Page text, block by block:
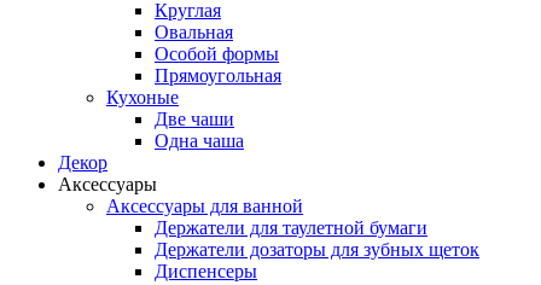
Круглая
Овальная
Особой формы
Прямоугольная
Кухоные
Две чаши
Одна чаша
Декор
Аксессуары
Аксессуары для ванной
Держатели для таулетной бумаги
Держатели дозаторы для зубных щеток
Диспенсеры